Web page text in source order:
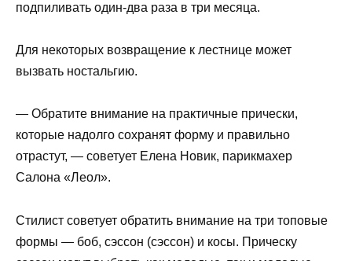
подпиливать один-два раза в три месяца.
Для некоторых возвращение к лестнице может
вызвать ностальгию.
— Обратите внимание на практичные прически,
которые надолго сохранят форму и правильно
отрастут, — советует Елена Новик, парикмахер
Салона «Леол».
Стилист советует обратить внимание на три топовые
формы — боб, сэссон (сэссон) и косы. Прическу